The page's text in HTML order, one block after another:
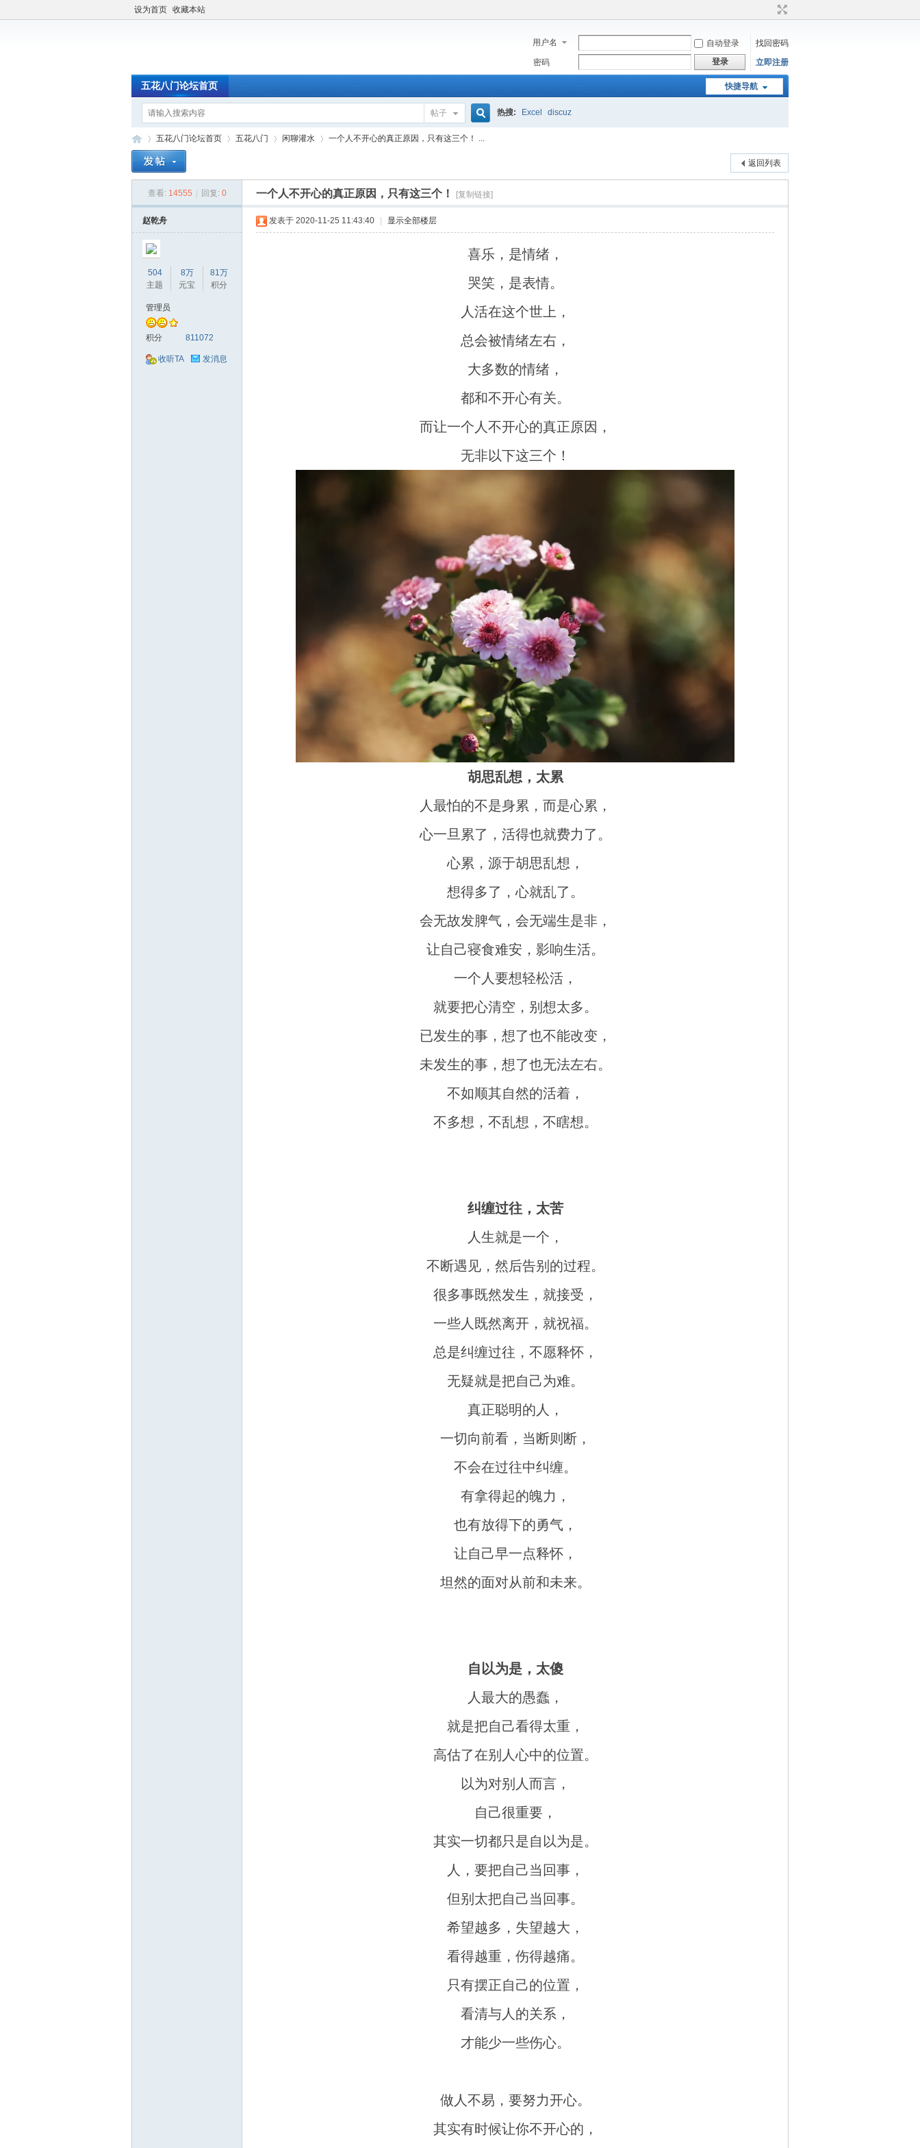
设为首页 收藏本站
用户名 自动登录
找回密码
密码
登录 立即注册
快捷导航
五花八门论坛首页
帖子
索
热搜: Excel discuz
五花八门论坛首页
›
五花八门 闲聊灌水
›
一个人不开心的真正原因，只有这三个！ ...
返回列表
查看: 14555 回复: 0 一个人不开心的真正原因，只有这三个！ [复制链接]
赵乾舟
504
主题
8万
元宝
81万
积分
管理员
积分 811072
收听TA 发消息
发表于 2020-11-25 11:43:40 显示全部楼层
喜乐，是情绪，
哭笑，是表情。
人活在这个世上，
总会被情绪左右，
大多数的情绪，
都和不开心有关。
而让一个人不开心的真正原因，
无非以下这三个！
胡思乱想，太累
人最怕的不是身累，而是心累，
心一旦累了，活得也就费力了。
心累，源于胡思乱想，
想得多了，心就乱了。
会无故发脾气，会无端生是非，
让自己寝食难安，影响生活。
一个人要想轻松活，
就要把心清空，别想太多。
已发生的事，想了也不能改变，
未发生的事，想了也无法左右。
不如顺其自然的活着，
不多想，不乱想，不瞎想。
纠缠过往，太苦
人生就是一个，
不断遇见，然后告别的过程。
很多事既然发生，就接受，
一些人既然离开，就祝福。
总是纠缠过往，不愿释怀，
无疑就是把自己为难。
真正聪明的人，
一切向前看，当断则断，
不会在过往中纠缠。
有拿得起的魄力，
也有放得下的勇气，
让自己早一点释怀，
坦然的面对从前和未来。
自以为是，太傻
人最大的愚蠢，
就是把自己看得太重，
高估了在别人心中的位置。
以为对别人而言，
自己很重要，
其实一切都只是自以为是。
人，要把自己当回事，
但别太把自己当回事。
希望越多，失望越大，
看得越重，伤得越痛。
只有摆正自己的位置，
看清与人的关系，
才能少一些伤心。
做人不易，要努力开心。
其实有时候让你不开心的，